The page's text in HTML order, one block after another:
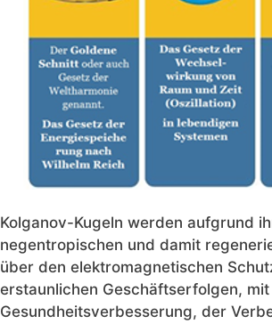
Kolganov-Kugeln werden aufgrund
negentropischen und damit
über den elektromagnetischen
erstaunlichen Geschäftserfolgen, mit
Gesundheitsverbesserung, der